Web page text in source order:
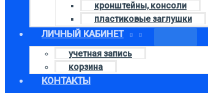
кронштейны, консоли
пластиковые заглушки
ЛИЧНЫЙ КАБИНЕТ
учетная запись
корзина
КОНТАКТЫ